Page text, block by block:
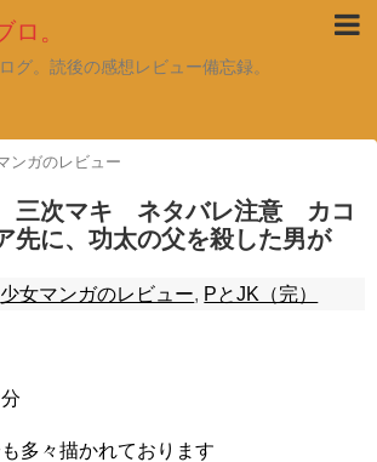
ロ。
グ。読後の感想レビュー備忘録。
ンガのレビュー
三次マキ ネタバレ注意 カコ
先に、功太の父を殺した男が
少女マンガのレビュー, PとJK（完）
多々描かれております